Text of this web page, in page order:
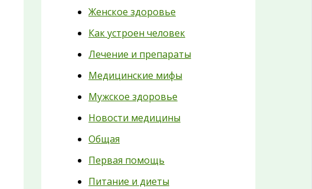
Женское здоровье
Как устроен человек
Лечение и препараты
Медицинские мифы
Мужское здоровье
Новости медицины
Общая
Первая помощь
Питание и диеты